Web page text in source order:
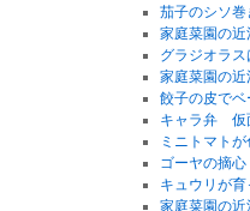
茄子のシソ巻
家庭菜園の
グラジオラス
家庭菜園の
餃子の皮で
キャラ弁 仮
ミニトマト
ゴーヤの摘
キュウリが
家庭菜園の